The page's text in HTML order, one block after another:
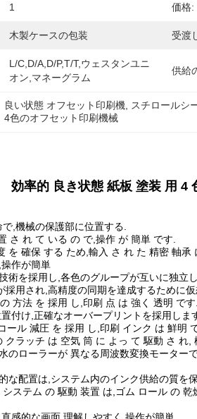
1 価格:
木製ケースの包装 受渡
L/C,D/A,D/P,T/T,ウェスタンユニ
オン,マネーグラム
供給
良い状態 オフセット印刷機 スチロールシ
4色のオフセット印刷機械
効率的 良き状態 紙板 塗装 用 4
,機械の保護部に位置する.
さ れ て いる の で,操作 が 簡単 です.
を 確保 する ため,輸入 さ れ た 精密 軸承
作が簡単
術を採用し,各色のグループが互いに独立
用され,高精度の同期を達成するために
方法 を 採用 し,印刷 点 は 強く 透明 です.
付け,正確なオーバープリントを採用しま
ール 減圧 を 採用 し,印刷 インク は 鮮明
ラッチ は 空気 筒 に よっ て 駆動 さ れ,
のローラーが 異なる周波数変換モーター
な配置は,システム内のインク供給の質を
ステム の 駆動 装置 は,ゴム ロール の